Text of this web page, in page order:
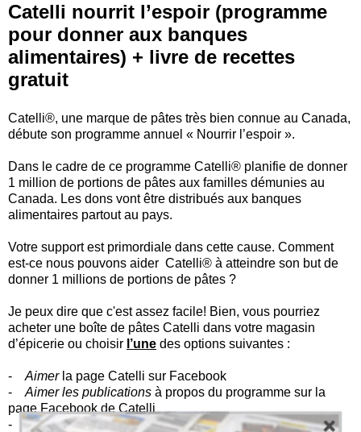
Catelli nourrit l’espoir (programme
pour donner aux banques
alimentaires) + livre de recettes
gratuit
Catelli®, une marque de pâtes très bien connue au Canada,
débute son programme annuel « Nourrir l’espoir ».
Dans le cadre de ce programme Catelli® planifie de donner
1 million de portions de pâtes aux familles démunies au
Canada. Les dons vont être distribués aux banques
alimentaires partout au pays.
Votre support est primordiale dans cette cause. Comment
est-ce nous pouvons aider Catelli® à atteindre son but de
donner 1 millions de portions de pâtes ?
Je peux dire que c'est assez facile! Bien, vous pourriez
acheter une boîte de pâtes Catelli dans votre magasin
d’épicerie ou choisir l’une des options suivantes :
- Aimer la page Catelli sur Facebook
- Aimer les publications à propos du programme sur la
page Facebook de Catelli
-Donnervotre support pour le programmedans les